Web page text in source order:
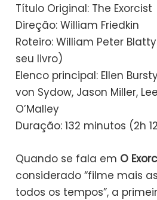
Título Original: The Exorcist
Direção: William Friedkin
Roteiro: William Peter
seu livro)
Elenco principal: Ellen
von Sydow, Jason Miller,
O’Malley
Duração: 132 minutos (2h
Quando se fala em O
considerado “filme mais
todos os tempos”, a